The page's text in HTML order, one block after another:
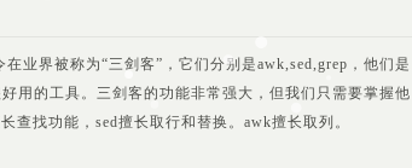
业界被称为“三剑客”，它们分别是awk,sed,grep，他们是
用的工具。三剑客的功能非常强大，但我们只需要掌握他
查找功能，sed擅长取行和替换。awk擅长取列。